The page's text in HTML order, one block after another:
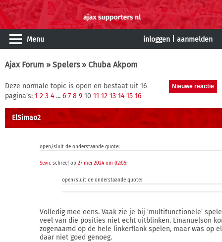
Menu inloggen aanmelden
Ajax Forum » Spelers» Chuba Akpom
Deze normale topic is open en bestaat uit 16
pagina's: 1 2 3 4 ... 6 7 8 9 10 11 12 13 14 15 16
ElSimao2
open/sluit de onderstaande quote:
Sevic schreef op 27 mei 2024 om 02:05:
open/sluit de onderstaande quote:
Volledig mee eens. Vaak zie je bij 'multifunctionele'
veel van die posities niet echt uitblinken. Emanuelson
zogenaamd op de hele linkerflank spelen, maar was op
daar niet goed genoeg.